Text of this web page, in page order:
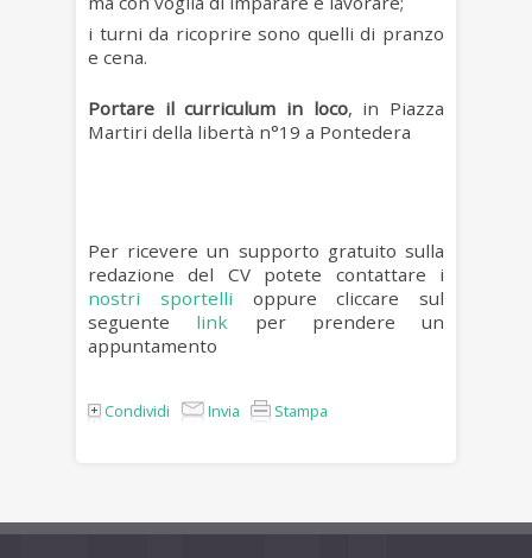
i turni da ricoprire sono quelli di pranzo
e cena.
Portare il curriculum in loco, in Piazza
Martiri della libertà n°19 a Pontedera
Per ricevere un supporto gratuito sulla
redazione del CV potete contattare i
nostri sportelli oppure cliccare sul
seguente link per prendere un
appuntamento
Condividi Invia Stampa